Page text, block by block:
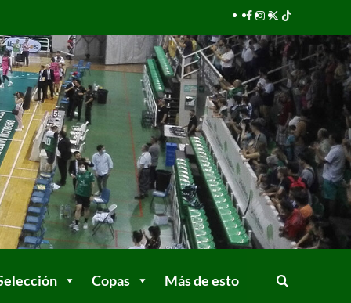
Copas Más de esto